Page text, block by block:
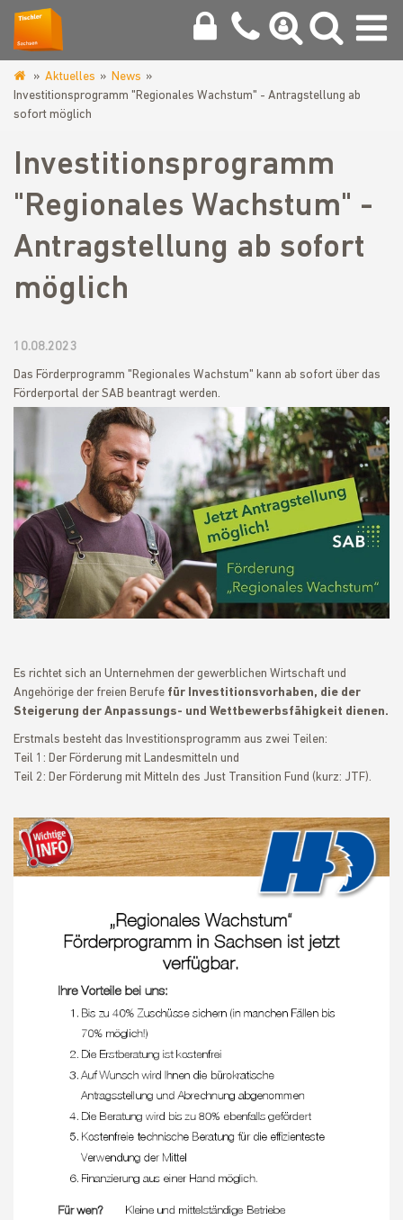
www.tischlerinnung-
vogtland.de
Aktuelles
News
Investitionsprogramm "Regionales Wachstum" - Antragstellung ab
sofort möglich
Investitionsprogramm
"Regionales Wachstum" -
Antragstellung ab sofort
möglich
10.08.2023
Das Förderprogramm "Regionales Wachstum" kann ab sofort über das
Förderportal der SAB beantragt werden.
Es richtet sich an Unternehmen der gewerblichen Wirtschaft und
Angehörige der freien Berufe für Investitionsvorhaben, die der
Steigerung der Anpassungs- und Wettbewerbsfähigkeit dienen.
Erstmals besteht das Investitionsprogramm aus zwei Teilen:
Teil 1: Der Förderung mit Landesmitteln und
Teil 2: Der Förderung mit Mitteln des Just Transition Fund (kurz: JTF).